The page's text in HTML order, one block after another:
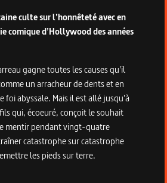
culte sur l’honnêteté avec en
comique d’Hollywood des années
gagne toutes les causes qu'il
un arracheur de dents et en
foi abyssale. Mais il est allé jusqu'à
qui, écoeuré, conçoit le souhait
mentir pendant vingt-quatre
catastrophe sur catastrophe
les pieds sur terre.